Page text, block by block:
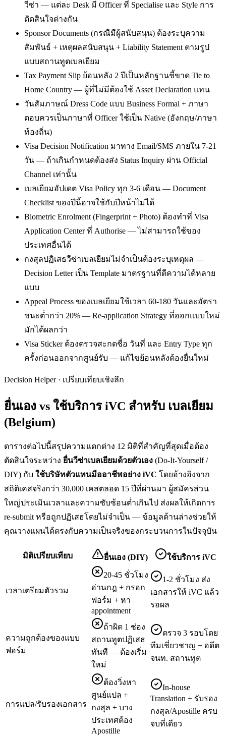
วีซ่า — แต่ละ Desk มี Officer ที่ Specialise และ Style การ
ตัดสินใจต่างกัน
Sponsor Documents (กรณีมีผู้สนับสนุน) ต้องระบุความ
สัมพันธ์ + เหตุผลสนับสนุน + Liability Statement ตามรูป
แบบสถานทูตเบลเยียม
Tax Payment Slip ย้อนหลัง 2 ปีเป็นหลักฐานชี้ขาด Tie to
Home Country — ผู้ที่ไม่มีต้องใช้ Asset Declaration แทน
วันสัมภาษณ์ Dress Code แบบ Business Formal + ภาษา
ตอบควรเป็นภาษาที่ Officer ใช้เป็น Native (อังกฤษ/ภาษา
ท้องถิ่น)
Visa Decision Notification มาทาง Email/SMS ภายใน 7-21
วัน — ถ้าเกินกำหนดต้องส่ง Status Inquiry ผ่าน Official
Channel เท่านั้น
เบลเยียมอัปเดต Visa Policy ทุก 3-6 เดือน — Document
Checklist ของปีนี้อาจใช้กับปีหน้าไม่ได้
Biometric Enrolment (Fingerprint + Photo) ต้องทำที่ Visa
Application Center ที่ Authorise — ไม่สามารถใช้ของ
ประเทศอื่นได้
กงสุลปฏิเสธวีซ่าเบลเยียมไม่จำเป็นต้องระบุเหตุผล —
Decision Letter เป็น Template มาตรฐานที่ตีความได้หลาย
แบบ
Appeal Process ของเบลเยียมใช้เวลา 60-180 วันและอัตรา
ชนะต่ำกว่า 20% — Re-application Strategy ที่ออกแบบใหม่
มักได้ผลกว่า
Visa Sticker ต้องตรวจสะกดชื่อ วันที่ และ Entry Type ทุก
ครั้งก่อนออกจากศูนย์รับ — แก้ไขย้อนหลังต้องยื่นใหม่
Decision Helper · เปรียบเทียบเชิงลึก
ยื่นเอง vs ใช้บริการ iVC สำหรับ เบลเยียม
(Belgium)
ตารางต่อไปนี้สรุปความแตกต่าง 12 มิติที่สำคัญที่สุดเมื่อต้อง
ตัดสินใจระหว่าง ยื่นวีซ่าเบลเยียมด้วยตัวเอง (Do-It-Yourself /
DIY) กับ ใช้บริษัทตัวแทนมืออาชีพอย่าง iVC โดยอ้างอิงจาก
สถิติเคสจริงกว่า 30,000 เคสตลอด 15 ปีที่ผ่านมา ผู้สมัครส่วน
ใหญ่ประเมินเวลาและความซับซ้อนต่ำเกินไป ส่งผลให้เกิดการ
re-submit หรือถูกปฏิเสธโดยไม่จำเป็น — ข้อมูลด้านล่างช่วยให้
คุณวางแผนได้ตรงกับความเป็นจริงของกระบวนการในปัจจุบัน
มิติเปรียบเทียบ ยื่นเอง (DIY) ใช้บริการ iVC
เวลาเตรียมตัวรวม
20-45 ชั่วโมง
อ่านกฎ + กรอก
ฟอร์ม + หา
appointment
1-2 ชั่วโมง ส่ง
เอกสารให้ iVC แล้ว
รอผล
ความถูกต้องของแบบ
ฟอร์ม
ถ้าผิด 1 ช่อง
สถานทูตปฏิเสธ
ทันที — ต้องเริ่ม
ใหม่
ตรวจ 3 รอบโดย
ทีมเชี่ยวชาญ + อดีต
จนท. สถานทูต
การแปล/รับรองเอกสาร
ต้องวิ่งหา
ศูนย์แปล +
กงสุล + บาง
ประเทศต้อง
Apostille
In-house
Translation + รับรอง
กงสุล/Apostille ครบ
จบที่เดียว